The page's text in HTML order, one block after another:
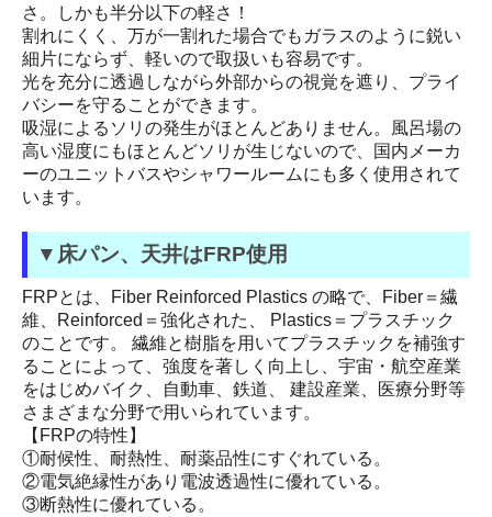
さ。しかも半分以下の軽さ！
割れにくく、万が一割れた場合でもガラスのように鋭い
細片にならず、軽いので取扱いも容易です。
光を充分に透過しながら外部からの視覚を遮り、プライ
バシーを守ることができます。
吸湿によるソリの発生がほとんどありません。風呂場の
高い湿度にもほとんどソリが生じないので、国内メーカ
ーのユニットバスやシャワールームにも多く使用されて
います。
▼床パン、天井はFRP使用
FRPとは、Fiber Reinforced Plastics の略で、Fiber＝繊
維、Reinforced＝強化された、 Plastics＝プラスチック
のことです。 繊維と樹脂を用いてプラスチックを補強す
ることによって、強度を著しく向上し、宇宙・航空産業
をはじめバイク、自動車、鉄道、 建設産業、医療分野等
さまざまな分野で用いられています。
【FRPの特性】
①耐候性、耐熱性、耐薬品性にすぐれている。
②電気絶縁性があり電波透過性に優れている。
③断熱性に優れている。